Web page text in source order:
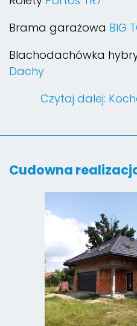
Brama garażowa BIG
Blachodachówka
Dachy
Czytaj dalej:
Cudowna